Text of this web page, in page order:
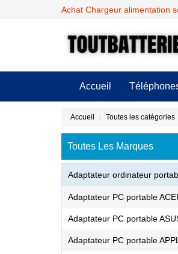
Achat Chargeur alimentation
Accueil
Accueil Toutes les catégories
Toutes Les Marques
Adaptateur ordinateur
Adaptateur PC portable
Adaptateur PC portable
Adaptateur PC portable